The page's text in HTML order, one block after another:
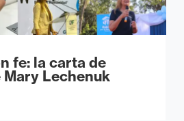
fe: la carta de
Mary Lechenuk